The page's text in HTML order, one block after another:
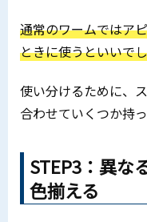
通常のワームではア
ときに使うといいで
使い分けるために、
合わせていくつか持
STEP3：異な
色揃える